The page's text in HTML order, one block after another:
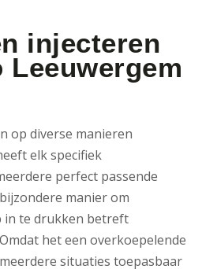
injecteren
op diverse manieren
elk specifiek
perfect passende
manier om
in te drukken betreft
het een overkoepelende
situaties toepasbaar